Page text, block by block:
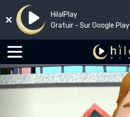
HilalPlay
Gratuir - Sur Google Play